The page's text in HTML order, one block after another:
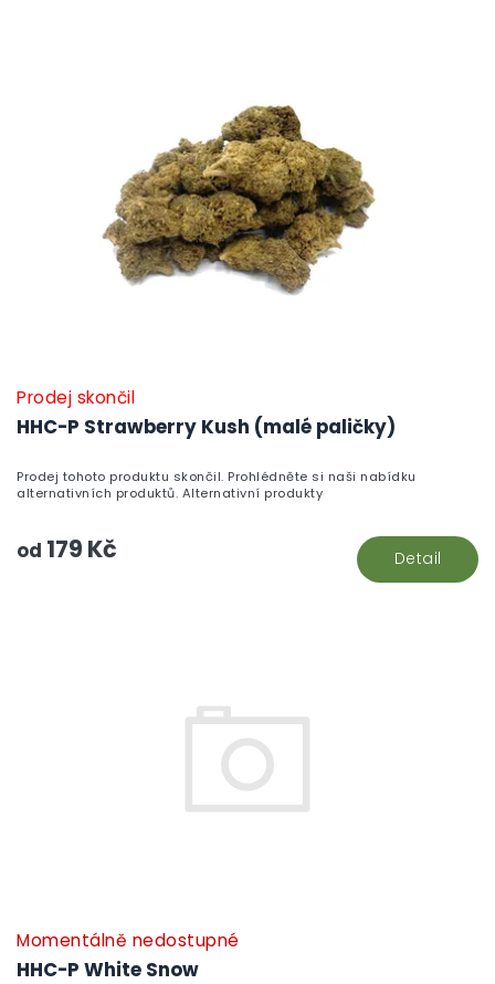
HHC-P Strawberry Kush (malé paličky)
Prodej skončil
od 179 Kč Detail
Prodej tohoto produktu skončil. Prohlédněte si naši nabídku
alternativních produktů. Alternativní produkty
HHC-P White Snow
Momentálně nedostupné